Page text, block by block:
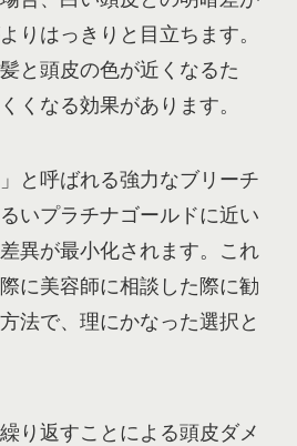
りはっきりと目立ちます。
と頭皮の色が近くなるた
くなる効果があります。
と呼ばれる強力なブリーチ
いプラチナゴールドに近い
異が最小化されます。これ
に美容師に相談した際に勧
法で、理にかなった選択と
り返すことによる頭皮ダメ